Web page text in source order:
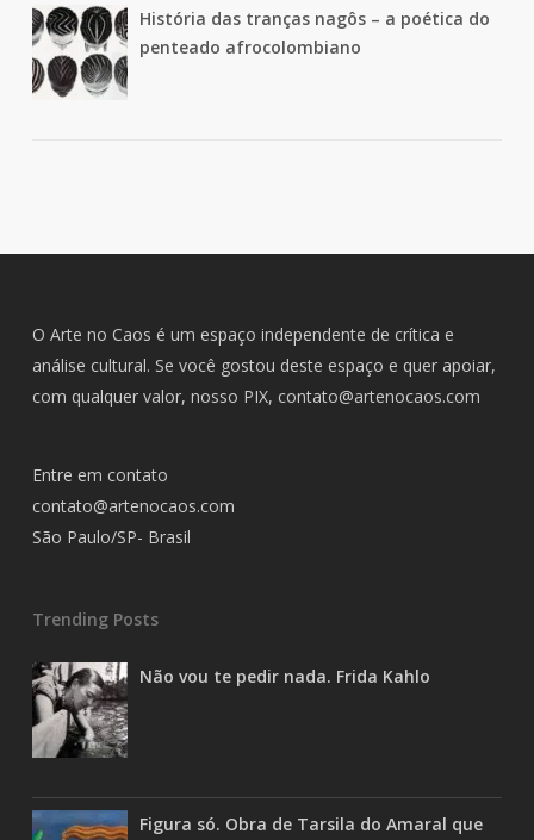
História das tranças nagôs – a poética do
penteado afrocolombiano
O Arte no Caos é um espaço independente de crítica e
análise cultural. Se você gostou deste espaço e quer apoiar,
com qualquer valor, nosso PIX, contato@artenocaos.com
Entre em contato
contato@artenocaos.com
São Paulo/SP- Brasil
Trending Posts
Não vou te pedir nada. Frida Kahlo
Figura só. Obra de Tarsila do Amaral que